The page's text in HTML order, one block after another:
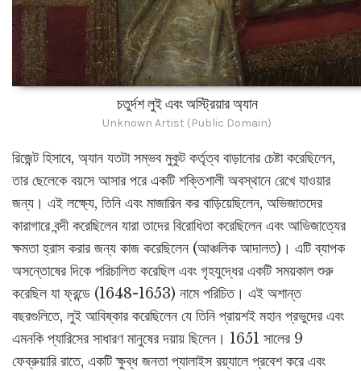
চতুর্দশ লুই এবং অস্ট্রিয়ার অ্যান
Unknown Artist (Public Domain)
রিজেন্ট হিসাবে, অ্যান যতটা সম্ভব মুকুট কর্তৃত্ব বাড়ানোর চেষ্টা করেছিলেন,
তার ছেলেকে বয়সে আসার পরে একটি শক্তিশালী অবস্থানে রেখে যাওয়ার
জন্য। এই লক্ষ্যে, তিনি এবং মাজারিন কর বাড়িয়েছিলেন, অভিজাতদের
কারাগারে বন্দী করেছিলেন যারা তাদের বিরোধিতা করেছিলেন এবং আভিজাত্যের
ক্ষমতা হ্রাস করার জন্য কাজ করেছিলেন (আঞ্চলিক আদালত)। এটি ব্যাপক
অসন্তোষের দিকে পরিচালিত করেছিল এবং গৃহযুদ্ধের একটি সময়কাল শুরু
করেছিল যা ফ্রন্ডে (1648-1653) নামে পরিচিত। এই অশান্ত
বছরগুলিতে, লুই আবিষ্কার করেছিলেন যে তিনি প্রায়শই মহান প্রভুদের এবং
এমনকি প্যারিসের সাধারণ মানুষের দয়ায় ছিলেন। 1651 সালের 9
ফেব্রুয়ারি রাতে, একটি ক্ষুব্ধ জনতা প্যালাইস রয়্যালে প্রবেশ করে এবং